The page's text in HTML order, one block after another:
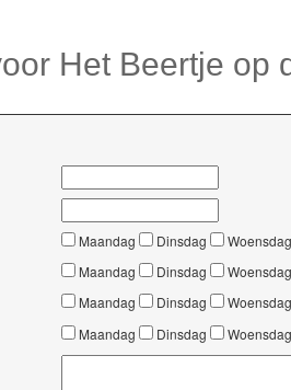
Het Beertje op
Maandag Dinsdag
Maandag Dinsdag
Maandag Dinsdag
Maandag Dinsdag